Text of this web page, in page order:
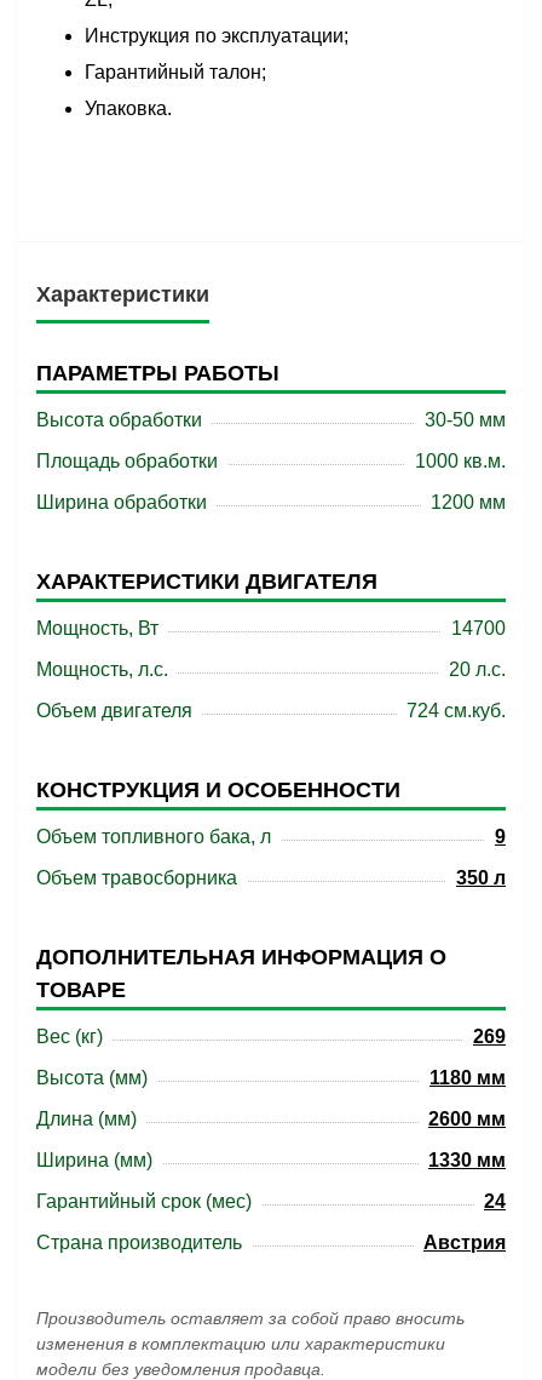
Инструкция по эксплуатации;
Гарантийный талон;
Упаковка.
Характеристики
ПАРАМЕТРЫ РАБОТЫ
Высота обработки
30-50 мм
Площадь обработки
1000 кв.м.
Ширина обработки
1200 мм
ХАРАКТЕРИСТИКИ ДВИГАТЕЛЯ
Мощность, Вт
14700
Мощность, л.с.
20 л.с.
Объем двигателя
724 см.куб.
КОНСТРУКЦИЯ И ОСОБЕННОСТИ
Объем топливного бака, л
9
Объем травосборника
350 л
ДОПОЛНИТЕЛЬНАЯ ИНФОРМАЦИЯ О
ТОВАРЕ
Вес (кг)
269
Высота (мм)
1180 мм
Длина (мм)
2600 мм
Ширина (мм)
1330 мм
Гарантийный срок (мес)
24
Страна производитель
Австрия
Производитель оставляет за собой право вносить
изменения в комплектацию или характеристики
модели без уведомления продавца.